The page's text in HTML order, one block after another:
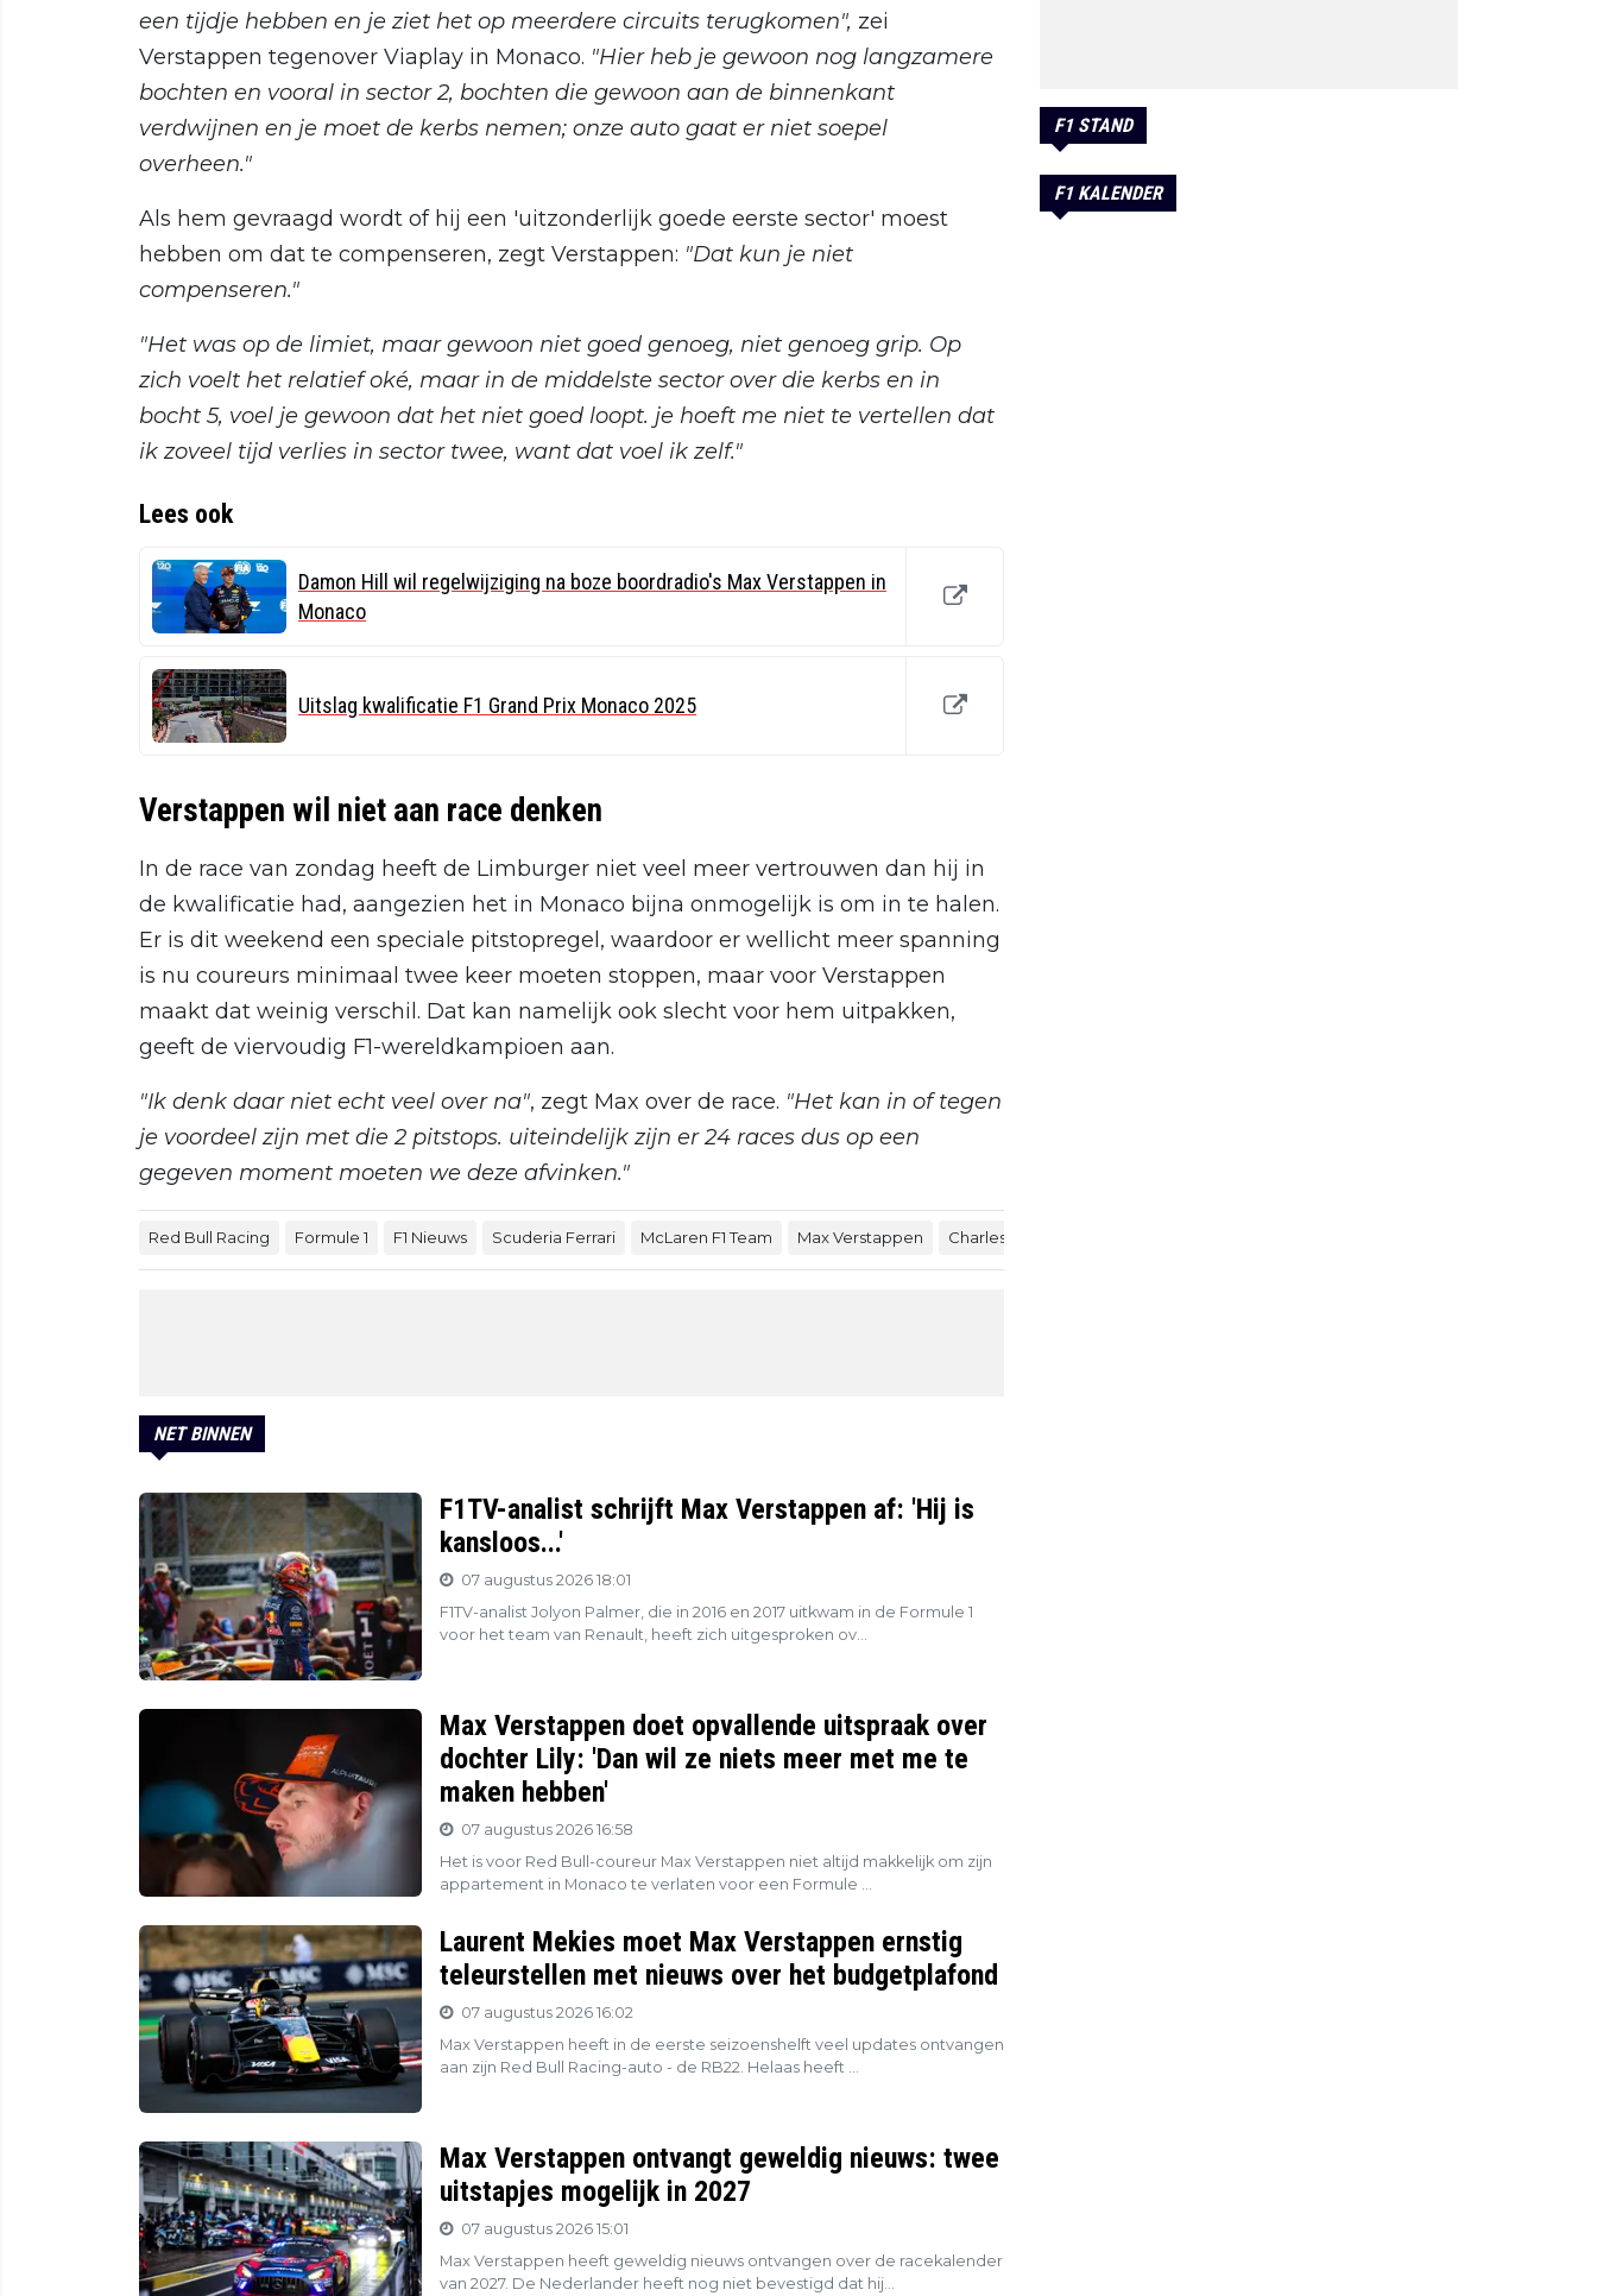
een tijdje hebben en je ziet het op meerdere circuits terugkomen", zei
Verstappen tegenover Viaplay in Monaco. "Hier heb je gewoon nog langzamere
bochten en vooral in sector 2, bochten die gewoon aan de binnenkant
verdwijnen en je moet de kerbs nemen; onze auto gaat er niet soepel
overheen."
Als hem gevraagd wordt of hij een 'uitzonderlijk goede eerste sector' moest
hebben om dat te compenseren, zegt Verstappen: "Dat kun je niet
compenseren."
"Het was op de limiet, maar gewoon niet goed genoeg, niet genoeg grip. Op
zich voelt het relatief oké, maar in de middelste sector over die kerbs en in
bocht 5, voel je gewoon dat het niet goed loopt. je hoeft me niet te vertellen dat
ik zoveel tijd verlies in sector twee, want dat voel ik zelf."
Lees ook
Damon Hill wil regelwijziging na boze boordradio's Max Verstappen in
Monaco
Uitslag kwalificatie F1 Grand Prix Monaco 2025
Verstappen wil niet aan race denken
In de race van zondag heeft de Limburger niet veel meer vertrouwen dan hij in
de kwalificatie had, aangezien het in Monaco bijna onmogelijk is om in te halen.
Er is dit weekend een speciale pitstopregel, waardoor er wellicht meer spanning
is nu coureurs minimaal twee keer moeten stoppen, maar voor Verstappen
maakt dat weinig verschil. Dat kan namelijk ook slecht voor hem uitpakken,
geeft de viervoudig F1-wereldkampioen aan.
"Ik denk daar niet echt veel over na", zegt Max over de race. "Het kan in of tegen
je voordeel zijn met die 2 pitstops. uiteindelijk zijn er 24 races dus op een
gegeven moment moeten we deze afvinken."
Red Bull Racing Formule 1 F1 Nieuws Scuderia Ferrari McLaren F1 Team Max Verstappen Charles Leclerc
NET BINNEN
F1TV-analist schrijft Max Verstappen af: 'Hij is
kansloos...'
07 augustus 2026 18:01
F1TV-analist Jolyon Palmer, die in 2016 en 2017 uitkwam in de Formule 1
voor het team van Renault, heeft zich uitgesproken ov...
Max Verstappen doet opvallende uitspraak over
dochter Lily: 'Dan wil ze niets meer met me te
maken hebben'
07 augustus 2026 16:58
Het is voor Red Bull-coureur Max Verstappen niet altijd makkelijk om zijn
appartement in Monaco te verlaten voor een Formule ...
Laurent Mekies moet Max Verstappen ernstig
teleurstellen met nieuws over het budgetplafond
07 augustus 2026 16:02
Max Verstappen heeft in de eerste seizoenshelft veel updates ontvangen
aan zijn Red Bull Racing-auto - de RB22. Helaas heeft ...
Max Verstappen ontvangt geweldig nieuws: twee
uitstapjes mogelijk in 2027
07 augustus 2026 15:01
Max Verstappen heeft geweldig nieuws ontvangen over de racekalender
van 2027. De Nederlander heeft nog niet bevestigd dat hij...
F1 STAND
F1 KALENDER